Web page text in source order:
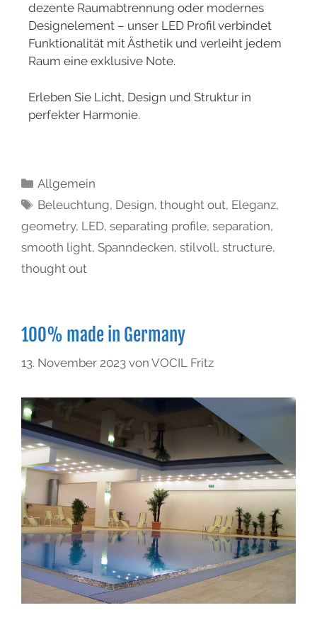
dezente Raumabtrennung oder modernes
Designelement – unser LED Profil verbindet
Funktionalität mit Ästhetik und verleiht jedem
Raum eine exklusive Note.
Erleben Sie Licht, Design und Struktur in
perfekter Harmonie.
Allgemein
Beleuchtung, Design,thought out, Eleganz,
geometry, LED, separating profile, separation,
smooth light, Spanndecken, stilvoll, structure,
thought out
100% made in Germany
13. November 2023 von VOCIL Fritz